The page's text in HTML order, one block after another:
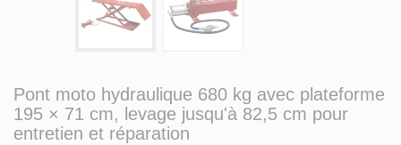
Pont moto hydraulique 680 kg avec plateforme
195 × 71 cm, levage jusqu'à 82,5 cm pour
entretien et réparation